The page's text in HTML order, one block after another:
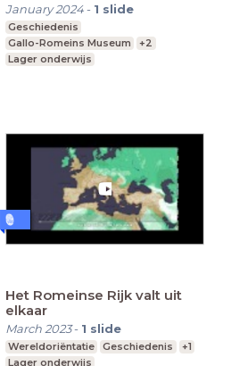
January 2024- 1 slide
Geschiedenis
Gallo-Romeins Museum
+2
Lager onderwijs
Het Romeinse Rijk valt uit
elkaar
March 2023- 1 slide
Wereldoriëntatie Geschiedenis
+1
Lager onderwijs